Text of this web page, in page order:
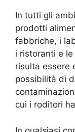
In tutti gli
prodotti
fabbriche, i
i ristoranti e
risulta essere
possibilità di
cui i roditori